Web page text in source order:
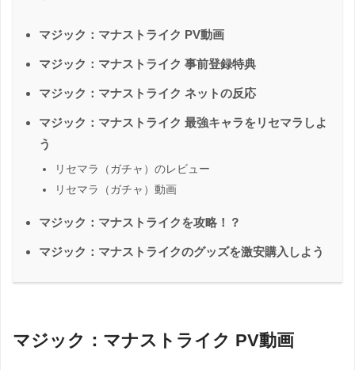
マジック：マナストライク PV動画
マジック：マナストライク 事前登録特典
マジック：マナストライク ネットの反応
マジック：マナストライク 最強キャラをリセマラしよ
う
リセマラ（ガチャ）のレビュー
リセマラ（ガチャ）動画
マジック：マナストライクを攻略！？
マジック：マナストライクのグッズを激安購入しよう
マジック：マナストライク PV動画